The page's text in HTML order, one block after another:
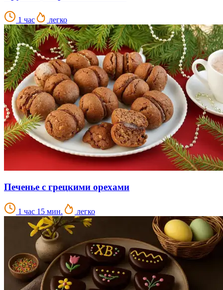
1 час легко
Печенье с грецкими орехами
1 час 15 мин. легко